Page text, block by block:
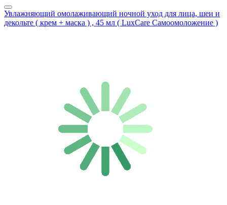
Увлажняющий омолаживающий ночной уход для лица, шеи и
декольте ( крем + маска ) , 45 мл ( LuxCare Самоомоложение )